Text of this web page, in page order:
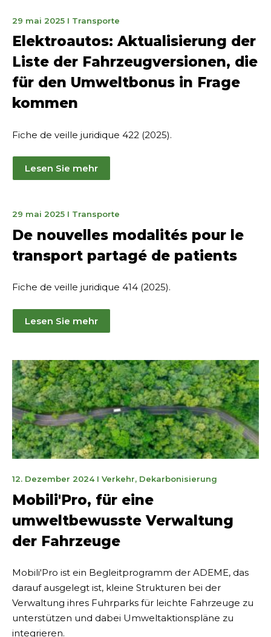
29 mai 202512.
2025
I Transporte
Elektroautos: Aktualisierung der
Liste der Fahrzeugversionen, die
für den Umweltbonus in Frage
kommen
Fiche de veille juridique 422 (2025).
Lesen Sie mehr
29 mai 202512.
2025
I Transporte
De nouvelles modalités pour le
transport partagé de patients
Fiche de veille juridique 414 (2025).
Lesen Sie mehr
12. Dezember 202413.
2025
I Verkehr, Dekarbonisierung
Mobili'Pro, für eine
umweltbewusste Verwaltung
der Fahrzeuge
Mobili'Pro ist ein Begleitprogramm der ADEME, das
darauf ausgelegt ist, kleine Strukturen bei der
Verwaltung ihres Fuhrparks für leichte Fahrzeuge zu
unterstützen und dabei Umweltaktionspläne zu
integrieren.